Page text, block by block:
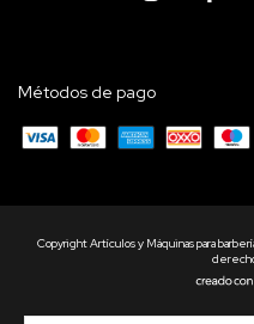
Métodos de pago
Copyright Artículos y Máquinas para